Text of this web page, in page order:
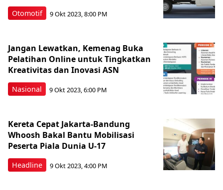
Otomotif 9 Okt 2023, 8:00 PM
Nasional
Jangan Lewatkan, Kemenag Buka
Pelatihan Online untuk Tingkatkan
Kreativitas dan Inovasi ASN
9 Okt 2023, 6:00 PM
Headline
Kereta Cepat Jakarta-Bandung
Whoosh Bakal Bantu Mobilisasi
Peserta Piala Dunia U-17
9 Okt 2023, 4:00 PM